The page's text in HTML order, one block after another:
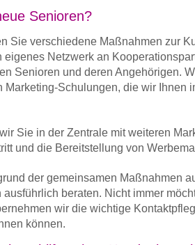
Senioren?
Sie verschiedene Maßnahmen zur
Netzwerk an
Senioren und deren Angehörigen.
Marketing-Schulungen, die wir Ihnen
Sie in der Zentrale mit weiteren
und die Bereitstellung von
der gemeinsamen Maßnahmen
beraten. Nicht immer
wir die wichtige
können.